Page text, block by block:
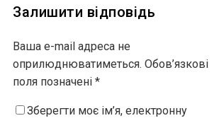
Залишити відповідь
Ваша e-mail адреса не
оприлюднюватиметься. Обов’язкові
поля позначені *
Зберегти моє ім’я, електронну